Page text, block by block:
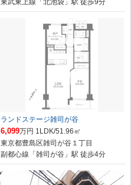
東武東上線「北池袋」駅 徒歩9分
ランドステージ雑司が谷
6,099万円 1LDK/51.96㎡
東京都豊島区雑司が谷１丁目
副都心線「雑司が谷」駅 徒歩4分